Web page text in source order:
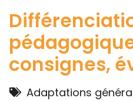
consignes,
Adaptations